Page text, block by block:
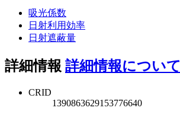
吸光係数
日射利用効率
日射遮蔽量
詳細情報 詳細情報について
CRID
1390863629153776640